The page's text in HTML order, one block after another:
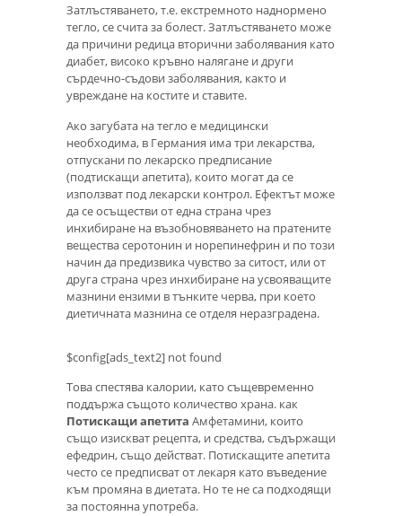
Затлъстяването, т.е. екстремното наднормено
тегло, се счита за болест. Затлъстяването може
да причини редица вторични заболявания като
диабет, високо кръвно налягане и други
сърдечно-съдови заболявания, както и
увреждане на костите и ставите.
Ако загубата на тегло е медицински
необходима, в Германия има три лекарства,
отпускани по лекарско предписание
(подтискащи апетита), които могат да се
използват под лекарски контрол. Ефектът може
да се осъществи от една страна чрез
инхибиране на възобновяването на пратените
вещества серотонин и норепинефрин и по този
начин да предизвика чувство за ситост, или от
друга страна чрез инхибиране на усвояващите
мазнини ензими в тънките черва, при което
диетичната мазнина се отделя неразградена.
$config[ads_text2] not found
Това спестява калории, като същевременно
поддържа същото количество храна. как
Потискащи апетита Амфетамини, които
също изискват рецепта, и средства, съдържащи
ефедрин, също действат. Потискащите апетита
често се предписват от лекаря като въведение
към промяна в диетата. Но те не са подходящи
за постоянна употреба.